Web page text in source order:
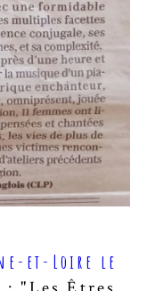
et-Loire le